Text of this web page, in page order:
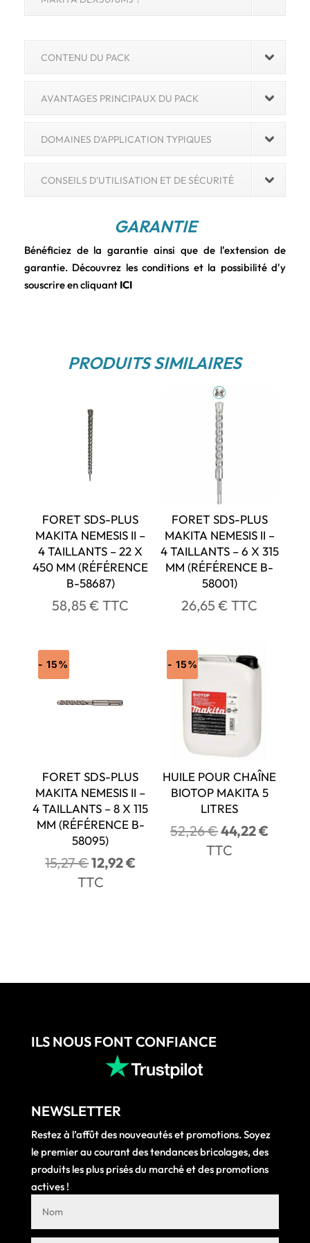
CONTENU DU PACK
AVANTAGES PRINCIPAUX DU PACK
DOMAINES D'APPLICATION TYPIQUES
CONSEILS D'UTILISATION ET DE SÉCURITÉ
GARANTIE
Bénéficiez de la garantie ainsi que de l'extension de
garantie. Découvrez les conditions et la possibilité d'y
souscrire en cliquant ICI
PRODUITS SIMILAIRES
FORET SDS-PLUS
MAKITA NEMESIS II –
4 TAILLANTS – 22 X
450 MM (RÉFÉRENCE
B-58687)
58,85€ TTC
FORET SDS-PLUS
MAKITA NEMESIS II –
4 TAILLANTS – 6 X 315
MM (RÉFÉRENCE B-
58001)
26,65€ TTC
- 15%
FORET SDS-PLUS
MAKITA NEMESIS II –
4 TAILLANTS – 8 X 115
MM (RÉFÉRENCE B-
58095)
15,27€Le
prix
12,92€Le
TTC
- 15%
HUILE POUR CHAÎNE
BIOTOP MAKITA 5
LITRES
52,26€Le
prix
44,22€Le
TTC
ILS NOUS FONT CONFIANCE
NEWSLETTER
Restez à l’affût des nouveautés et promotions. Soyez
le premier au courant des tendances bricolages, des
produits les plus prisés du marché et des promotions
actives !